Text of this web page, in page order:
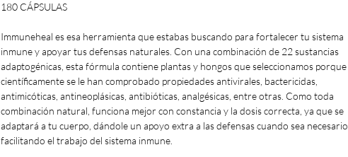
180 CÁPSULAS
Immuneheal es esa herramienta que estabas buscando para fortalecer tu sistema
inmune y apoyar tus defensas naturales. Con una combinación de 22 sustancias
adaptogénicas, esta fórmula contiene plantas y hongos que seleccionamos porque
científicamente se le han comprobado propiedades antivirales, bactericidas,
antimicóticas, antineoplásicas, antibióticas, analgésicas, entre otras. Como toda
combinación natural, funciona mejor con constancia y la dosis correcta, ya que se
adaptará a tu cuerpo, dándole un apoyo extra a las defensas cuando sea necesario,
facilitando el trabajo del sistema inmune.